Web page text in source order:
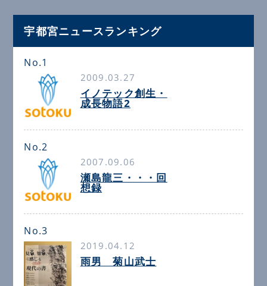
宇都宮ニュースランキング
No.1
2009.03.27
イノテック創生・
成長物語2
No.2
2007.09.06
瀬島龍三・・・回
想録
No.3
2019.04.12
雨男 菊山武士